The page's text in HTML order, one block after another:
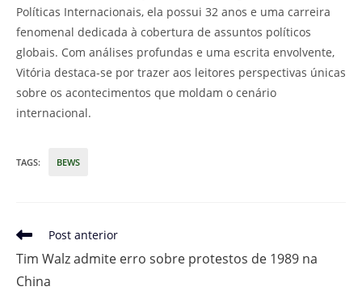
Políticas Internacionais, ela possui 32 anos e uma carreira
fenomenal dedicada à cobertura de assuntos políticos
globais. Com análises profundas e uma escrita envolvente,
Vitória destaca-se por trazer aos leitores perspectivas únicas
sobre os acontecimentos que moldam o cenário
internacional.
TAGS: BEWS
Leia
artigos
Post anterior
Tim Walz admite erro sobre protestos de 1989 na
China